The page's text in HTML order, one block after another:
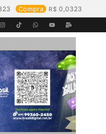
Compra 0,0323
Começa o Festival Peixes da Amazônia na Estrada de Ferro Madeira-Mamoré